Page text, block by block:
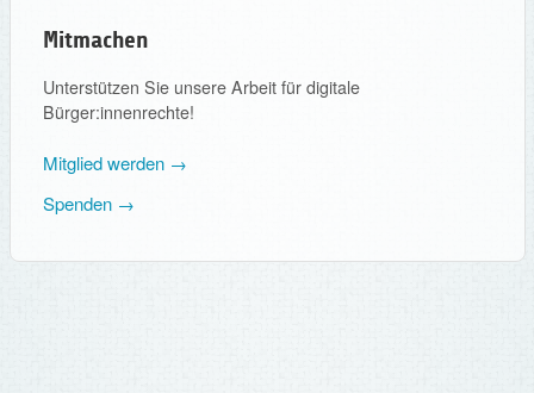
Mitmachen
Unterstützen Sie unsere Arbeit für digitale
Bürger:innenrechte!
Mitglied werden →
Spenden →